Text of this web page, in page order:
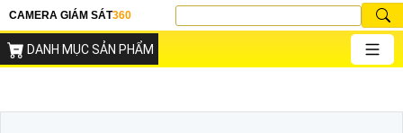
CAMERA GIÁM SÁT360
DANH MỤC SẢN PHẨM